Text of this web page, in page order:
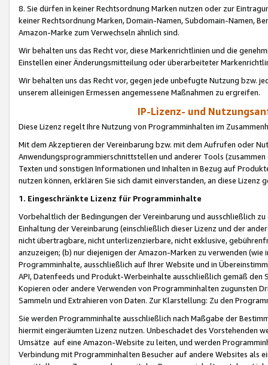
8. Sie dürfen in keiner Rechtsordnung Marken nutzen oder zur
keiner Rechtsordnung Marken, Domain-Namen, Subdomain-Namen,
Amazon-Marke zum Verwechseln ähnlich sind.
Wir behalten uns das Recht vor, diese Markenrichtlinien und die
Einstellen einer Änderungsmitteilung oder überarbeiteter
Wir behalten uns das Recht vor, gegen jede unbefugte Nutzung bzw.
unserem alleinigen Ermessen angemessene Maßnahmen zu ergreifen.
IP-Lizenz- und
Diese Lizenz regelt Ihre Nutzung von Programminhalten im
Mit dem Akzeptieren der Vereinbarung bzw. mit dem Aufrufen oder
Anwendungsprogrammierschnittstellen und anderer Tools (zusammen
Texten und sonstigen Informationen und Inhalten in Bezug auf
nutzen können, erklären Sie sich damit einverstanden, an diese Lizenz
1. Eingeschränkte Lizenz für Programminhalte
Vorbehaltlich der Bedingungen der Vereinbarung und ausschließlich
Einhaltung der Vereinbarung (einschließlich dieser Lizenz und der
nicht übertragbare, nicht unterlizenzierbare, nicht exklusive,
anzuzeigen; (b) nur diejenigen der Amazon-Marken zu verwenden
Programminhalte, ausschließlich auf Ihrer Website und in
API, Datenfeeds und Produkt-Werbeinhalte ausschließlich gemäß
Kopieren oder andere Verwenden von Programminhalten zugunsten
Sammeln und Extrahieren von Daten. Zur Klarstellung: Zu den
Sie werden Programminhalte ausschließlich nach Maßgabe der
hiermit eingeräumten Lizenz nutzen. Unbeschadet des Vorstehenden
Umsätze auf eine Amazon-Website zu leiten, und werden
Verbindung mit Programminhalten Besucher auf andere Websites als